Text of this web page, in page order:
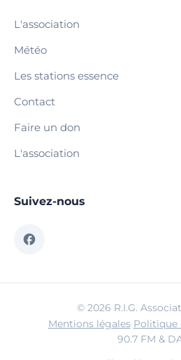
L'association
Météo
Les stations essence
Contact
Faire un don
L'association
Suivez-nous
© 2026 R.I.G.
Mentions légales·Politique
90.7 FM &